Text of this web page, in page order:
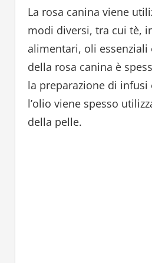
La rosa canina viene
modi diversi, tra cui tè,
alimentari, oli essenziali
della rosa canina è
la preparazione di infusi
l’olio viene spesso
della pelle.